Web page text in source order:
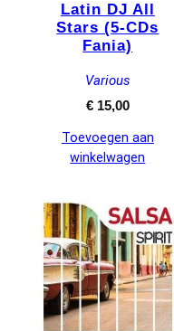
Latin DJ All
Stars (5-CDs
Fania)
Various
€15,00
Toevoegen aan
winkelwagen